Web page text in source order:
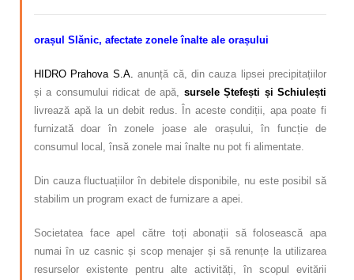
orașul Slănic, afectate zonele înalte ale orașului
HIDRO Prahova S.A. anunță că, din cauza lipsei precipitațiilor
și a consumului ridicat de apă, sursele Ștefești și Schiulești
livrează apă la un debit redus. În aceste condiții, apa poate fi
furnizată doar în zonele joase ale orașului, în funcție de
consumul local, însă zonele mai înalte nu pot fi alimentate.
Din cauza fluctuațiilor în debitele disponibile, nu este posibil să
stabilim un program exact de furnizare a apei.
Societatea face apel către toți abonații să folosească apa
numai în uz casnic și scop menajer și să renunțe la utilizarea
resurselor existente pentru alte activități, în scopul evitării